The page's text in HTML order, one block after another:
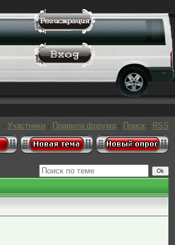
· Участники · Правила форума · Поиск · RSS